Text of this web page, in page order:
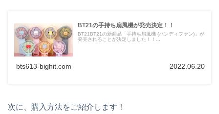
BT21の手持ち扇風機が発売決定！！
BT21BT21の新商品「手持ち扇風機 (ハンディファン)」が
発売されることが決定しました！！...
bts613-bighit.com 2022.06.20
次に、購入方法をご紹介します！